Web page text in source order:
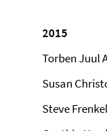
2015
Torben Juul
Susan
Steve